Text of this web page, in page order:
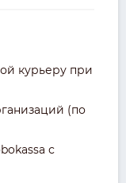
курьеру при
(по
с